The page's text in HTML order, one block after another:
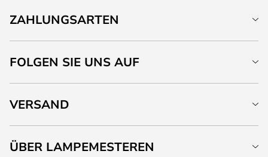
ZAHLUNGSARTEN
FOLGEN SIE UNS AUF
VERSAND
ÜBER LAMPEMESTEREN